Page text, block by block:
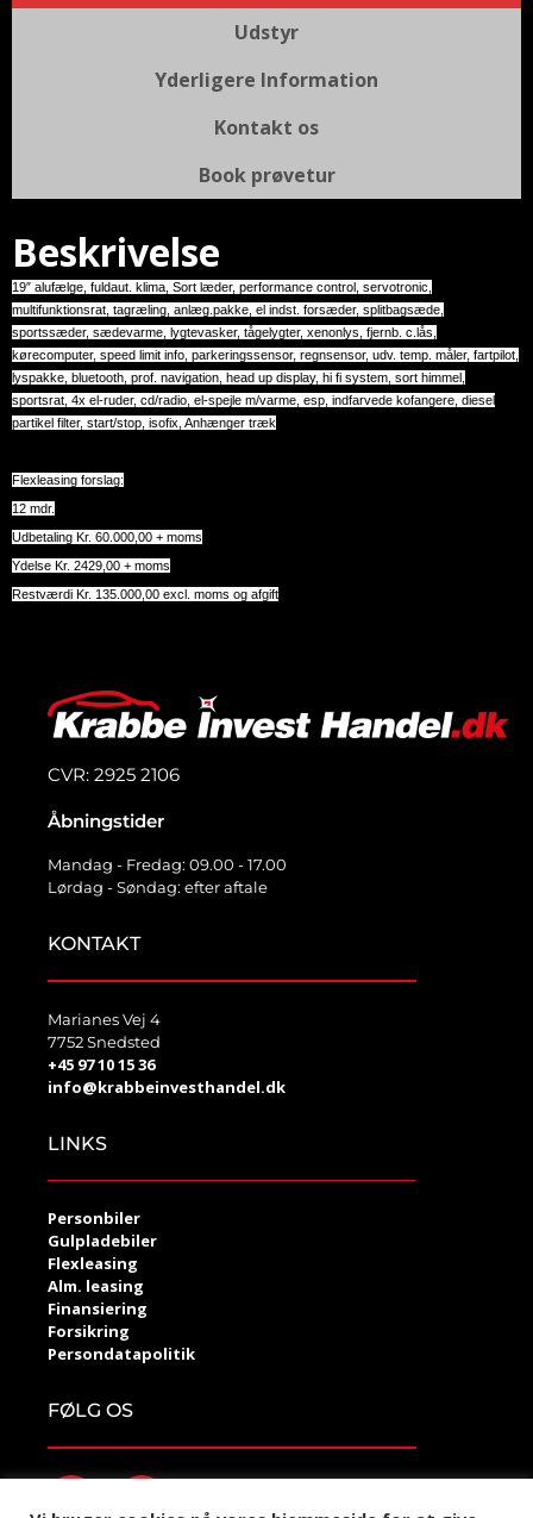
Udstyr
Yderligere Information
Kontakt os
Book prøvetur
Beskrivelse
19″ alufælge, fuldaut. klima, Sort læder, performance control, servotronic,
multifunktionsrat, tagræling, anlæg.pakke, el indst. forsæder, splitbagsæde,
sportssæder, sædevarme, lygtevasker, tågelygter, xenonlys, fjernb. c.lås,
kørecomputer, speed limit info, parkeringssensor, regnsensor, udv. temp. måler, fartpilot,
lyspakke, bluetooth, prof. navigation, head up display, hi fi system, sort himmel,
sportsrat, 4x el-ruder, cd/radio, el-spejle m/varme, esp, indfarvede kofangere, diesel
partikel filter, start/stop, isofix, Anhænger træk
Flexleasing forslag:
12 mdr.
Udbetaling Kr. 60.000,00 + moms
Ydelse Kr. 2429,00 + moms
Restværdi Kr. 135.000,00 excl. moms og afgift
CVR: 2925 2106
Åbningstider
Mandag - Fredag: 09.00 - 17.00
Lørdag - Søndag: efter aftale
KONTAKT
Marianes Vej 4
7752 Snedsted
+45 97 10 15 36
info@krabbeinvesthandel.dk
LINKS
Personbiler
Gulpladebiler
Flexleasing
Alm. leasing
Finansiering
Forsikring
Persondatapolitik
FØLG OS